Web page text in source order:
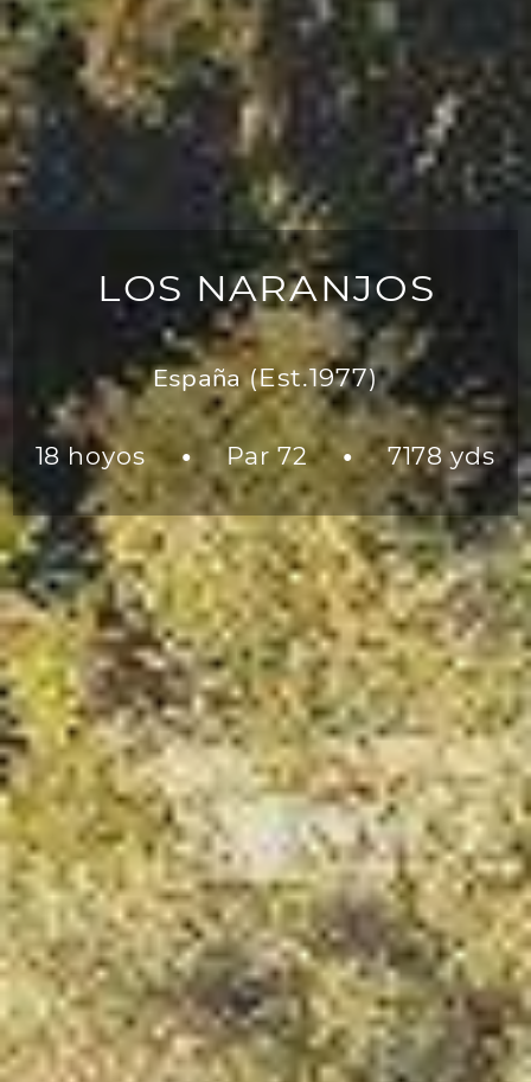
LOS NARANJOS
España(Est.1977)
18 hoyos ● Par 72 ● 7178 yds